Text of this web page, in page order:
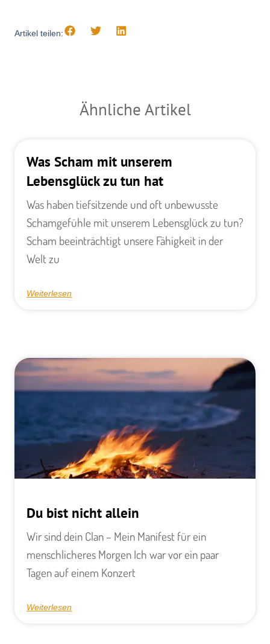
Artikel teilen:
Ähnliche Artikel
Was Scham mit unserem
Lebensglück zu tun hat
Was haben tiefsitzende und oft unbewusste
Schamgefühle mit unserem Lebensglück zu tun?
Scham beeinträchtigt unsere Fähigkeit in der
Welt zu
Weiterlesen
Du bist nicht allein
Wir sind dein Clan – Mein Manifest für ein
menschlicheres Morgen Ich war vor ein paar
Tagen auf einem Konzert
Weiterlesen